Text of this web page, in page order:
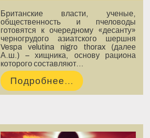
Британские власти, ученые,
общественность и пчеловоды
готовятся к очередному «десанту»
черногрудого азиатского шершня
Vespa velutina nigro thorax (далее
А.ш.) – хищника, основу рациона
которого составляют…
Подробнее...